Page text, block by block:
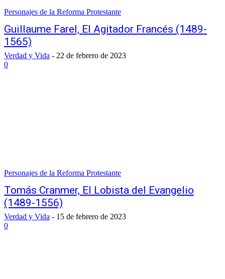
Personajes de la Reforma Protestante
Guillaume Farel, El Agitador Francés (1489-
1565)
Verdad y Vida - 22 de febrero de 2023
0
Personajes de la Reforma Protestante
Tomás Cranmer, El Lobista del Evangelio
(1489-1556)
Verdad y Vida - 15 de febrero de 2023
0